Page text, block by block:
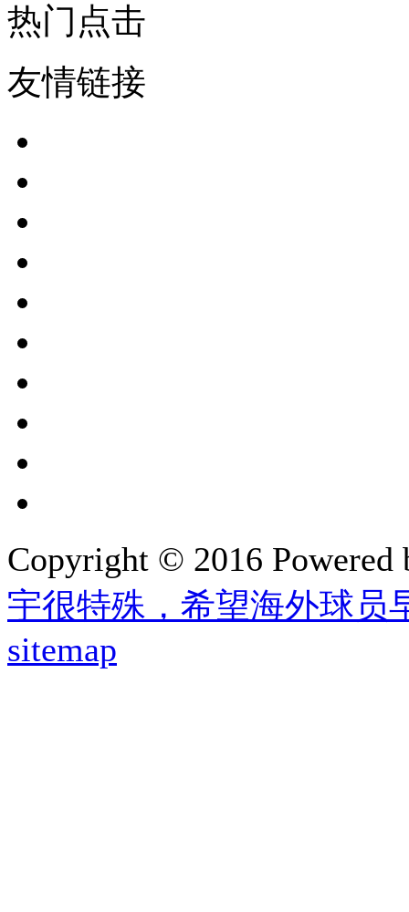
热门点击
友情链接
Copyright © 2016
宇很特殊，希望海外球员
sitemap